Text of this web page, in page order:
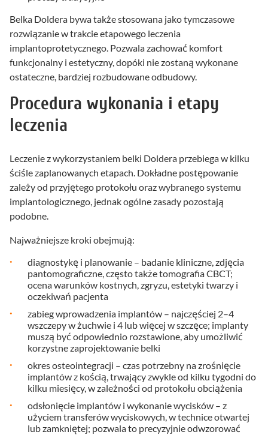
Belka Doldera bywa także stosowana jako tymczasowe
rozwiązanie w trakcie etapowego leczenia
implantoprotetycznego. Pozwala zachować komfort
funkcjonalny i estetyczny, dopóki nie zostaną wykonane
ostateczne, bardziej rozbudowane odbudowy.
Procedura wykonania i etapy
leczenia
Leczenie z wykorzystaniem belki Doldera przebiega w kilku
ściśle zaplanowanych etapach. Dokładne postępowanie
zależy od przyjętego protokołu oraz wybranego systemu
implantologicznego, jednak ogólne zasady pozostają
podobne.
Najważniejsze kroki obejmują:
diagnostykę i planowanie – badanie kliniczne, zdjęcia
pantomograficzne, często także tomografia CBCT;
ocena warunków kostnych, zgryzu, estetyki twarzy i
oczekiwań pacjenta
zabieg wprowadzenia implantów – najczęściej 2–4
wszczepy w żuchwie i 4 lub więcej w szczęce; implanty
muszą być odpowiednio rozstawione, aby umożliwić
korzystne zaprojektowanie belki
okres osteointegracji – czas potrzebny na zrośnięcie
implantów z kością, trwający zwykle od kilku tygodni do
kilku miesięcy, w zależności od protokołu obciążenia
odsłonięcie implantów i wykonanie wycisków – z
użyciem transferów wyciskowych, w technice otwartej
lub zamkniętej; pozwala to precyzyjnie odwzorować